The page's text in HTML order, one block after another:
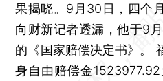
果揭晓。9月30日，四个
向财新记者透漏，他于9
的《国家赔偿决定书》。
身自由赔偿金